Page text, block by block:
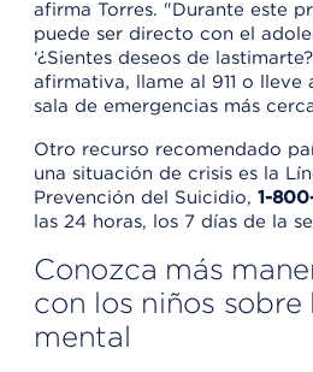
afirma Torres. "Durante este
puede ser directo con el
‘¿Sientes deseos de
afirmativa, llame al 911 o lleve
sala de emergencias más
Otro recurso recomendado
una situación de crisis es la
Prevención del Suicidio, 1-
las 24 horas, los 7 días de la
Conozca más
con los niños sobre
mental